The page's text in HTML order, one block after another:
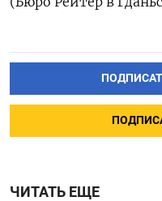
ЧИТАТЬ ЕЩЕ